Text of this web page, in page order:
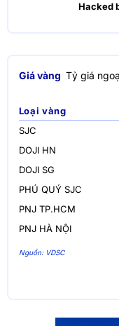
Hacked
Giá vàng Tỷ giá
Loại vàng
SJC
DOJI HN
DOJI SG
PHÚ QUÝ SJC
PNJ TP.HCM
PNJ HÀ NỘI
Nguồn: VDSC